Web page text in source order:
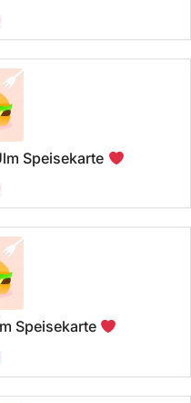
Speisekarte
Speisekarte